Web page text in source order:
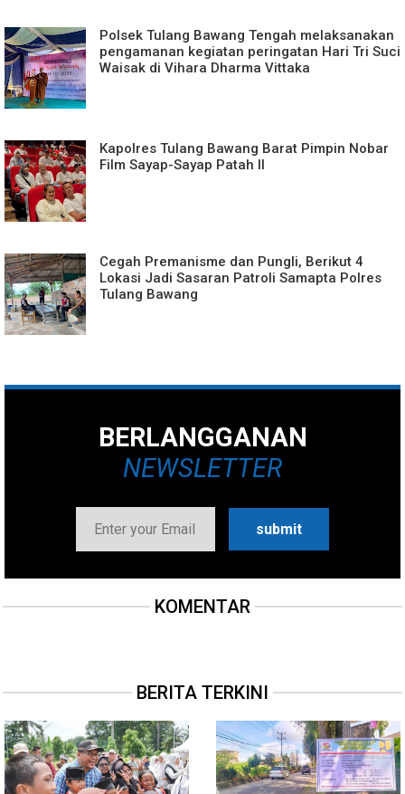
Polsek Tulang Bawang Tengah melaksanakan
pengamanan kegiatan peringatan Hari Tri Suci
Waisak di Vihara Dharma Vittaka
Kapolres Tulang Bawang Barat Pimpin Nobar
Film Sayap-Sayap Patah II
Cegah Premanisme dan Pungli, Berikut 4
Lokasi Jadi Sasaran Patroli Samapta Polres
Tulang Bawang
BERLANGGANAN
NEWSLETTER
KOMENTAR
BERITA TERKINI